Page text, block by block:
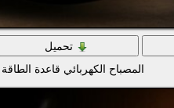
تحميل
المصباح الكهربائي قاعدة الطاقة